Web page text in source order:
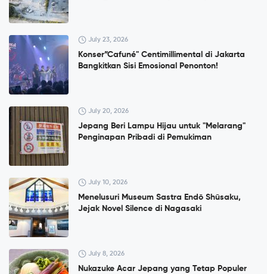
July 23, 2026
Konser”Cafuné" Centimillimental di Jakarta
Bangkitkan Sisi Emosional Penonton!
July 20, 2026
Jepang Beri Lampu Hijau untuk "Melarang"
Penginapan Pribadi di Pemukiman
July 10, 2026
Menelusuri Museum Sastra Endō Shūsaku,
Jejak Novel Silence di Nagasaki
July 8, 2026
Nukazuke Acar Jepang yang Tetap Populer